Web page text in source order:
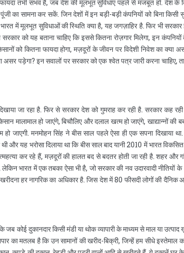
तभी संभव है, जब देश की मूलभूत सुविधाएं पहले से मजबूत हों. देश के
पूंजी का सामना कर सकें. जिन देशों में इन बड़ी-बड़ी कंपनियों को बिना किसी
भारत में मूलभूत सुविधाओं की स्थिति क्या है, यह जगज़ाहिर है. फिर भी
को यह बताना चाहिए कि इससे कितना रोज़गार मिलेगा, इन
को कितना फायदा होगा, मज़दूरों के जीवन पर विदेशी निवेश का क्या
पड़ेगा? इन सवालों पर सरकार को एक श्वेत पत्र जारी करना चाहिए,
जा रहा है. फिर से सरकार देश को गुमराह कर रही है. सरकार कह
मालामाल हो जाएंगे, बिचौलिए और दलाल खत्म हो जाएंगे, खाद्यान्नों की
हो जाएगी. मनमोहन सिंह ने बीस साल पहले ऐसा ही एक सपना दिखाया
और यह भरोसा दिलाया था कि बीस साल बाद यानी 2010 में भारत
कर रहे हैं, मज़दूरों की हालत बद से बदतर होती जा रही है. शहर और
भारत में एक तबका ऐसा भी है, जो सरकार की नव उदारवादी नीतियों
हर नागरिक का अधिकार है. जिस देश में 80 फीसदी लोगों की
जब कोई दुकानदार किसी मंडी या थोक व्यापारी के माध्यम से माल या
का मतलब है कि उन सामानों की खरीद-बिक्री, जिन्हें हम सीधे इस्तेमाल